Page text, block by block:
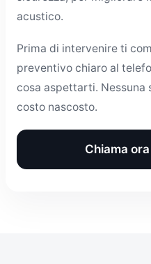
acustico.
Prima di intervenire ti
preventivo chiaro al
cosa aspettarti. Nessuna
costo nascosto.
Chiama ora